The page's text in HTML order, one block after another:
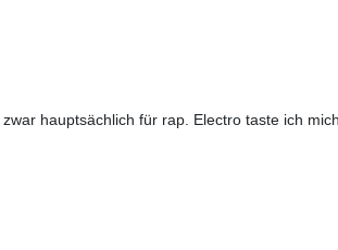
hauptsächlich für rap. Electro taste ich